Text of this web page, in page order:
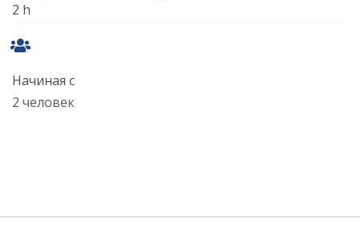
2 h
Начиная с
2 человек